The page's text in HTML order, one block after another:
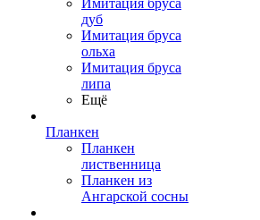
Имитация бруса
дуб
Имитация бруса
ольха
Имитация бруса
липа
Ещё
Планкен
Планкен
лиственница
Планкен из
Ангарской сосны